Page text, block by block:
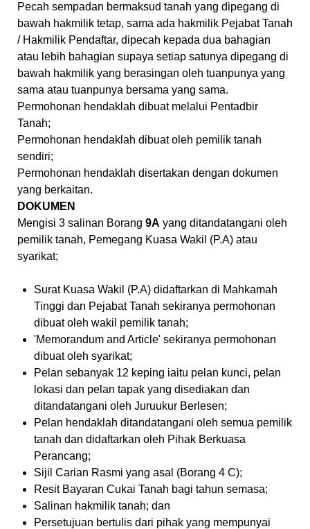
Pecah sempadan bermaksud tanah yang dipegang di
bawah hakmilik tetap, sama ada hakmilik Pejabat Tanah
/ Hakmilik Pendaftar, dipecah kepada dua bahagian
atau lebih bahagian supaya setiap satunya dipegang di
bawah hakmilik yang berasingan oleh tuanpunya yang
sama atau tuanpunya bersama yang sama.
Permohonan hendaklah dibuat melalui Pentadbir
Tanah;
Permohonan hendaklah dibuat oleh pemilik tanah
sendiri;
Permohonan hendaklah disertakan dengan dokumen
yang berkaitan.
DOKUMEN
Mengisi 3 salinan Borang 9A yang ditandatangani oleh
pemilik tanah, Pemegang Kuasa Wakil (P.A) atau
syarikat;
Surat Kuasa Wakil (P.A) didaftarkan di Mahkamah
Tinggi dan Pejabat Tanah sekiranya permohonan
dibuat oleh wakil pemilik tanah;
'Memorandum and Article' sekiranya permohonan
dibuat oleh syarikat;
Pelan sebanyak 12 keping iaitu pelan kunci, pelan
lokasi dan pelan tapak yang disediakan dan
ditandatangani oleh Juruukur Berlesen;
Pelan hendaklah ditandatangani oleh semua pemilik
tanah dan didaftarkan oleh Pihak Berkuasa
Perancang;
Sijil Carian Rasmi yang asal (Borang 4 C);
Resit Bayaran Cukai Tanah bagi tahun semasa;
Salinan hakmilik tanah; dan
Persetujuan bertulis dari pihak yang mempunyai